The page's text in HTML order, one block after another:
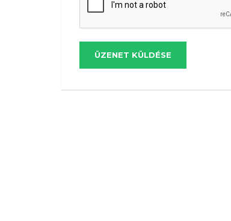
ÜZENET KÜLDÉSE